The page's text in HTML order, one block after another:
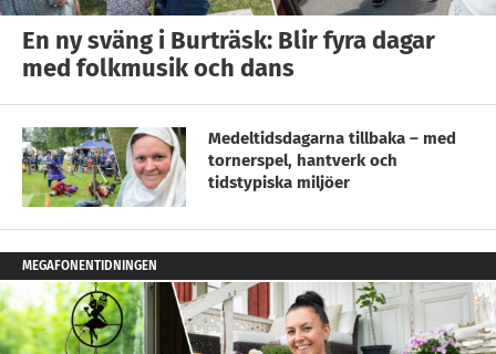
En ny sväng i Burträsk: Blir fyra dagar
med folkmusik och dans
Medeltidsdagarna tillbaka – med
tornerspel, hantverk och
tidstypiska miljöer
MEGAFONENTIDNINGEN